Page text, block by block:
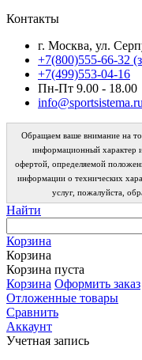
Контакты
г. Москва, ул.
+7(800)555-66-32
+7(499)553-04-16
Пн-Пт 9.00 - 18.00
info@sportsistema.ru
Обращаем ваше внимание на
информационный характер
офертой, определяемой
информации о технических
услуг, пожалуйста,
Найти
Корзина
Корзина
Корзина пуста
Корзина Оформить заказ
Отложенные товары
Сравнить
Аккаунт
Учетная запись